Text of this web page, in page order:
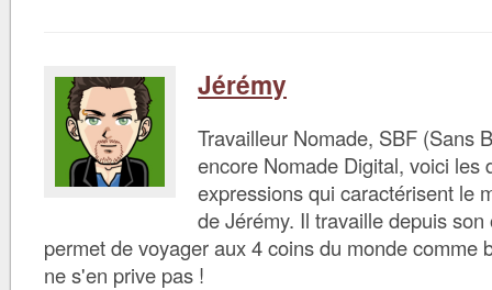
Jérémy
Travailleur Nomade, SBF (Sans
encore Nomade Digital, voici les
expressions qui caractérisent le
de Jérémy. Il travaille depuis
permet de voyager aux 4 coins du monde comme
ne s'en prive pas !